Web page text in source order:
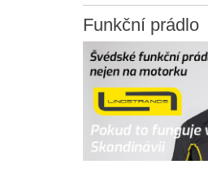
Funkční prádlo